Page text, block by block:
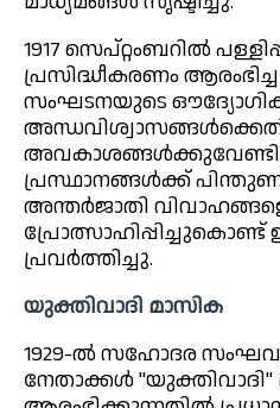
1917 സെപ്റ്റംബറിൽ
പ്രസിദ്ധീകരണം
സംഘടനയുടെ
അവകാശങ്ങൾക്കുവേണ്ടി,
പ്രസ്ഥാനങ്ങൾക്ക്
അന്തർജാതി
പ്രോത്സാഹിപ്പിച്ചുകൊണ്ട്
പ്രവർത്തിച്ചു.
യുക്തിവാദി മാസിക
1929-ൽ സഹോദര
നേതാക്കൾ "യുക്തിവാദി"